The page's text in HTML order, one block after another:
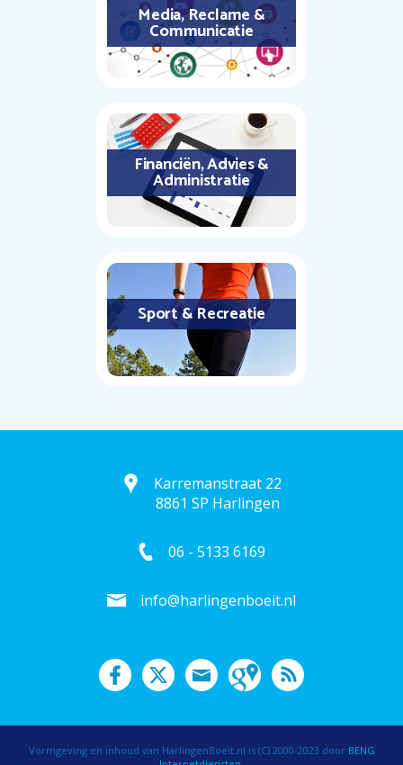
Media, Reclame &
Communicatie
Financiën, Advies &
Administratie
Sport & Recreatie
Karremanstraat 22
8861 SP Harlingen
06 - 5133 6169
info@harlingenboeit.nl
Vormgeving en inhoud van HarlingenBoeit.nl is (C) 2000-2023 door BENG